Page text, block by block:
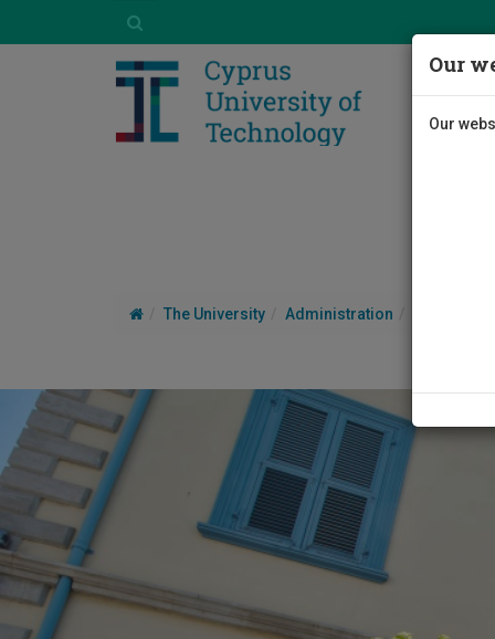
The University Administration
Our
Our